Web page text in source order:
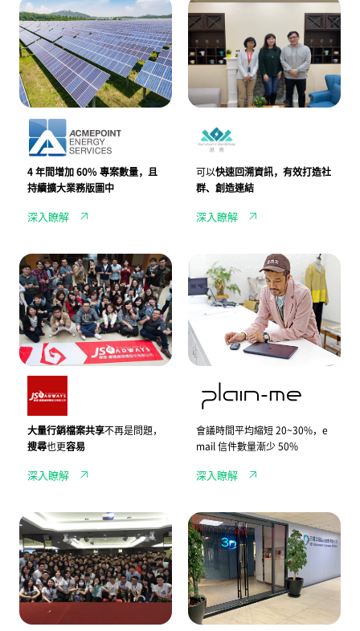
暢，
全
面
提
升
辦
公
效
率
直
營、
加
盟
夥
伴
的
溝
作
際
能
源
危
機
浮
上
檯
面，
攜
進
能
源
協
助
客
戶
加
速
達
成
指
標
4 年間增加 60% 專案數量，且
持續擴大業務版圖中
深入瞭解
北
產
業
園
區
的
文
化
洲，
思
共
同
空
打
地
業
社
圈
可以快速回溯資訊，有效打造社
群、創造連結
深入瞭解
整
合
行
銷
廣
告
J
S
A
傑
思
德
用
企
業
通
訊
軟
體，
提
升
大量行銷檔案共享不再是問題，
搜尋也更容易
深入瞭解
知
名
選
物
p
l
a
i
導
入
企
通
體
J
A
N
D
I
超
前
實
會議時間平均縮短 20~30%，e
mail 信件數量漸少 50%
深入瞭解
國
際
學
生
領
導
組
織
A
工
程
顧
問
如
何
具
體
掌